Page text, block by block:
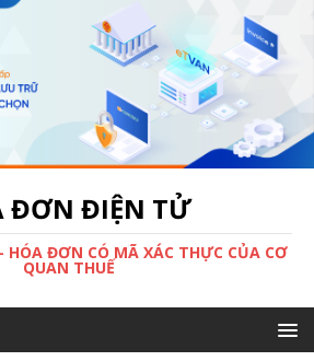
ĐƠN ĐIỆN TỬ
ĐƠN CÓ MÃ XÁC THỰC CỦA CƠ
QUAN THUẾ